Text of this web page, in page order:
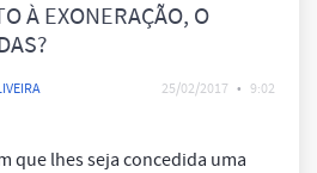
À EXONERAÇÃO, O
25/02/2017 • 9:02
que lhes seja concedida uma